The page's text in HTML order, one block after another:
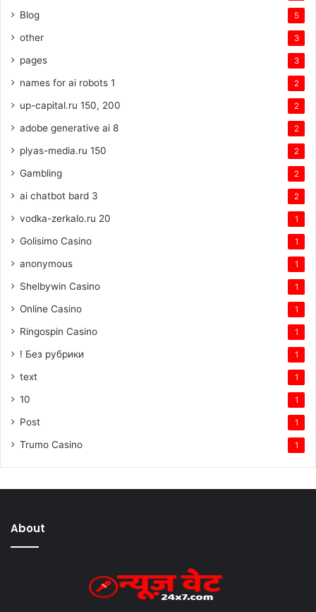
Blog 5
other 3
pages 3
names for ai robots 1 2
up-capital.ru 150, 200 2
adobe generative ai 8 2
plyas-media.ru 150 2
Gambling 2
ai chatbot bard 3 2
vodka-zerkalo.ru 20 1
Golisimo Casino 1
anonymous 1
Shelbywin Casino 1
Online Casino 1
Ringospin Casino 1
! Без рубрики 1
text 1
10 1
Post 1
Trumo Casino 1
About